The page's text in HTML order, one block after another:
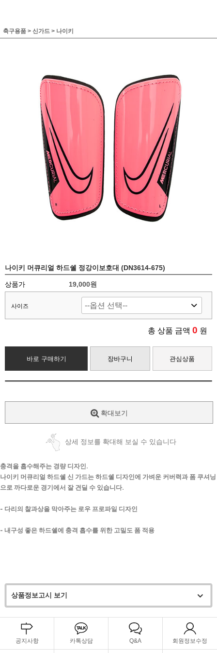
축구용품 > 신가드 > 나이키
나이키 머큐리얼 하드쉘 정강이보호대 (DN3614-675)
상품가 19,000원
사이즈
총 상품 금액 0 원
바로 구매하기 장바구니 관심상품
확대보기
상세 정보를 확대해 보실 수 있습니다
충격을 흡수해주는 경량 디자인.
나이키 머큐리얼 하드쉘 신 가드는 하드쉘 디자인에 가벼운 커버력과 폼 쿠셔닝
으로 까다로운 경기에서 잘 견딜 수 있습니다.
- 다리의 찰과상을 막아주는 로우 프로파일 디자인
- 내구성 좋은 하드쉘에 충격 흡수를 위한 고밀도 폼 적용
상품정보고시 보기
공지사항 카톡상담 Q&A 회원정보수정